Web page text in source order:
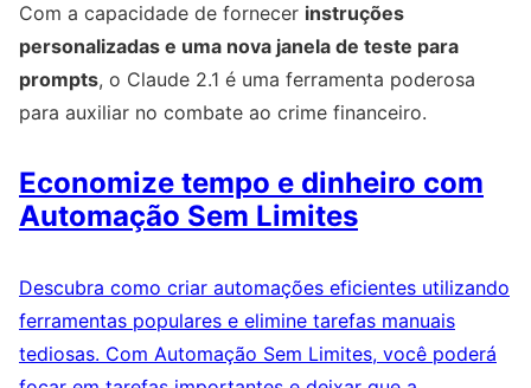
Com a capacidade de fornecer instruções
personalizadas e uma nova janela de teste para
prompts, o Claude 2.1 é uma ferramenta poderosa
para auxiliar no combate ao crime financeiro.
Economize tempo e dinheiro com
Automação Sem Limites
Descubra como criar automações eficientes utilizando
ferramentas populares e elimine tarefas manuais
tediosas. Com Automação Sem Limites, você poderá